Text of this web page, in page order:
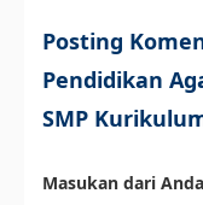
Posting
Pendidikan
SMP
Masukan dari